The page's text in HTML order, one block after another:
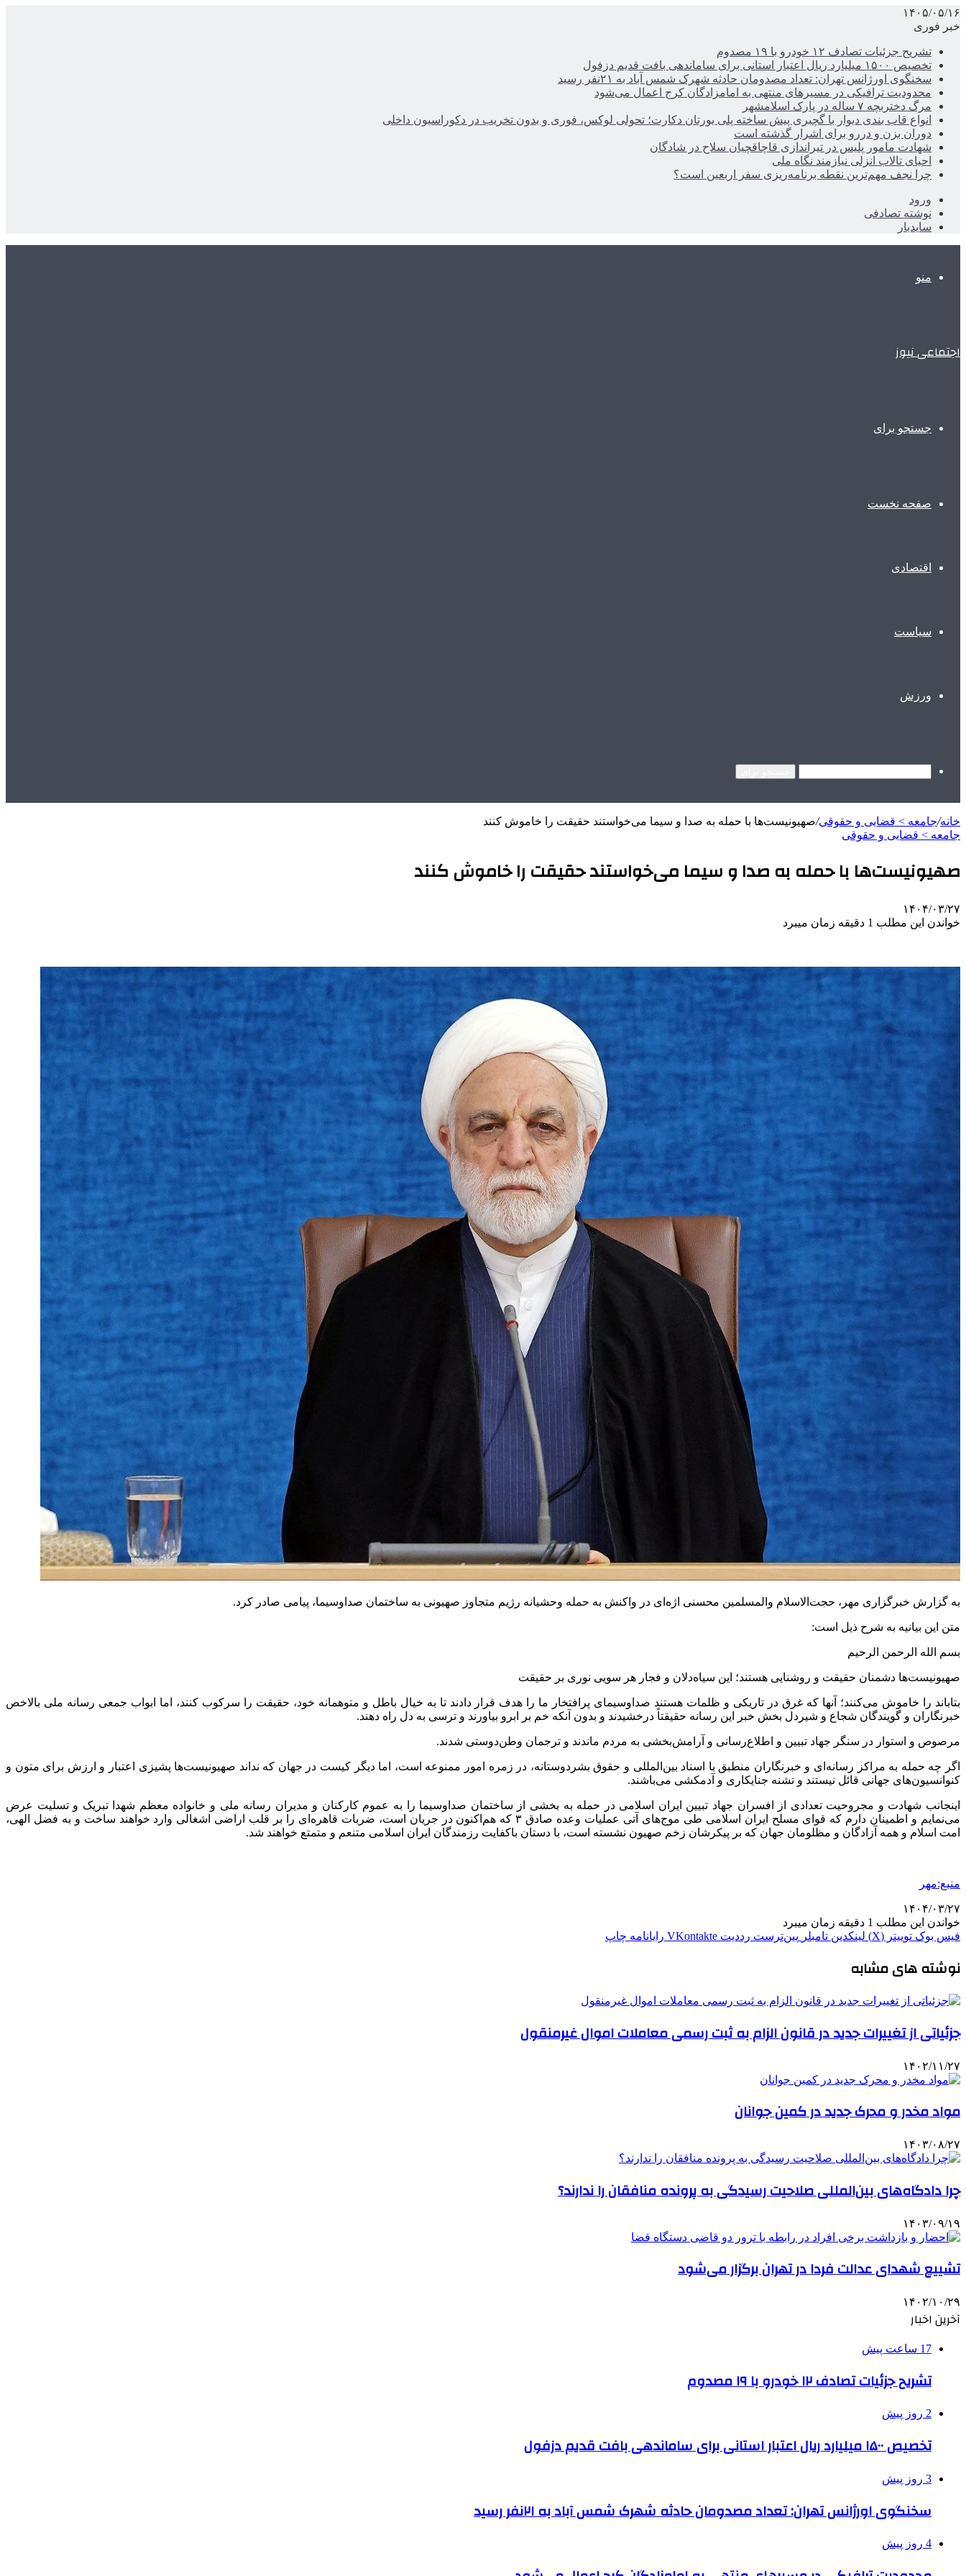
۱۴۰۵/۰۵/۱۶
خبر فوری
تشریح جزئیات تصادف ۱۲ خودرو با ۱۹ مصدوم
تخصیص ۱۵۰۰ میلیارد ریال اعتبار استانی برای ساماندهی بافت قدیم دزفول
سخنگوی اورژانس تهران: تعداد مصدومان حادثه شهرک شمس آباد به ۲۱نفر رسید
محدودیت ترافیکی در مسیرهای منتهی به امامزادگان کرج اعمال می‌شود
مرگ دختربچه ۷ ساله در پارک اسلامشهر
انواع قاب بندی دیوار با گچبری پیش ساخته پلی یورتان دکارت؛ تحولی لوکس، فوری و بدون تخریب در دکوراسیون داخلی
دوران بزن و دررو برای اشرار گذشته است
شهادت مامور پلیس در تیراندازی قاچاقچیان سلاح در شادگان
احیای تالاب انزلی نیازمند نگاه ملی
چرا نجف مهم‌ترین نقطه برنامه‌ریزی سفر اربعین است؟
ورود
نوشته تصادفی
سایدبار
منو
اجتماعی نیوز
جستجو برای
صفحه نخست
اقتصادی
سیاست
ورزش
خانه/جامعه > قضایی و حقوقی/صهیونیست‌ها با حمله به صدا و سیما می‌خواستند حقیقت را خاموش کنند
جامعه > قضایی و حقوقی
صهیونیست‌ها با حمله به صدا و سیما می‌خواستند حقیقت را خاموش کنند
۱۴۰۴/۰۳/۲۷
خواندن این مطلب 1 دقیقه زمان میبرد
به گزارش خبرگزاری مهر، حجت‌الاسلام والمسلمین محسنی اژه‌ای در واکنش به حمله وحشیانه رژیم متجاوز صهیونی به ساختمان صداوسیما، پیامی صادر کرد.
متن این بیانیه به شرح ذیل است:
بسم الله الرحمن الرحیم
صهیونیست‌ها دشمنان حقیقت و روشنایی هستند؛ این سیاه‌دلان و فجار هر سویی نوری بر حقیقت
بتاباند را خاموش می‌کنند؛ آنها که غرق در تاریکی و ظلمات هستند صداوسیمای پرافتخار ما را هدف قرار دادند تا به خیال باطل و متوهمانه خود، حقیقت را سرکوب کنند، اما ابواب جمعی رسانه ملی بالاخص
خبرنگاران و گویندگان شجاع و شیردل بخش خبر این رسانه حقیقتاً درخشیدند و بدون آنکه خم بر ابرو بیاورند و ترسی به دل راه دهند.
مرصوص و استوار در سنگر جهاد تبیین و اطلاع‌رسانی و آرامش‌بخشی به مردم ماندند و ترجمان وطن‌دوستی شدند.
اگر چه حمله به مراکز رسانه‌ای و خبرنگاران منطبق با اسناد بین‌المللی و حقوق بشردوستانه، در زمره امور ممنوعه است، اما دیگر کیست در جهان که نداند صهیونیست‌ها پشیزی اعتبار و ارزش برای متون و
کنوانسیون‌های جهانی قائل نیستند و تشنه جنایکاری و آدمکشی می‌باشند.
اینجانب شهادت و مجروحیت تعدادی از افسران جهاد تبیین ایران اسلامی در حمله به بخشی از ساختمان صداوسیما را به عموم کارکنان و مدیران رسانه ملی و خانواده معظم شهدا تبریک و تسلیت عرض
می‌نمایم و اطمینان دارم که قوای مسلح ایران اسلامی طی موج‌های آتی عملیات وعده صادق ۳ که هم‌اکنون در جریان است، ضربات قاهره‌ای را بر قلب اراضی اشغالی وارد خواهند ساخت و به فضل الهی،
امت اسلام و همه آزادگان و مظلومان جهان که بر پیکرشان زخم صهیون نشسته است، با دستان باکفایت رزمندگان ایران اسلامی متنعم و متمتع خواهند شد.
منبع:مهر
۱۴۰۴/۰۳/۲۷
خواندن این مطلب 1 دقیقه زمان میبرد
فیس بوک توییتر (X) لینکدین ‫تامبلر ‫پین‌ترست ‫رددیت ‫VKontakte رایانامه چاپ
نوشته های مشابه
جزئیاتی از تغییرات جدید در قانون الزام به ثبت رسمی معاملات اموال غیرمنقول
۱۴۰۲/۱۱/۲۷
مواد مخدر و محرک جدید در کمین جوانان
۱۴۰۳/۰۸/۲۷
چرا دادگاه‌های بین‌المللی صلاحیت رسیدگی به پرونده منافقان را ندارند؟
۱۴۰۳/۰۹/۱۹
تشییع شهدای عدالت فردا در تهران برگزار می‌شود
۱۴۰۲/۱۰/۲۹
آخرین اخبار
17 ساعت پیش
تشریح جزئیات تصادف ۱۲ خودرو با ۱۹ مصدوم
2 روز پیش
تخصیص ۱۵۰۰ میلیارد ریال اعتبار استانی برای ساماندهی بافت قدیم دزفول
3 روز پیش
سخنگوی اورژانس تهران: تعداد مصدومان حادثه شهرک شمس آباد به ۲۱نفر رسید
4 روز پیش